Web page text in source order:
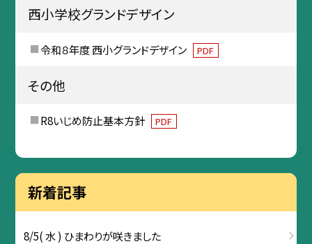
西小学校グランドデザイン
令和８年度 西小グランドデザイン PDF
その他
R8いじめ防止基本方針 PDF
新着記事
8/5( 水 ) ひまわりが咲きました